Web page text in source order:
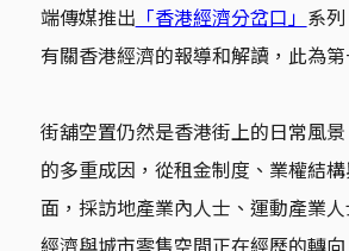
端傳媒推出 「香港經濟分岔口」 系
有關香港經濟的報導和解讀，此為
街舖空置仍然是香港街上的日常風
的多重成因，從租金制度、業權結
面，採訪地產業內人士、運動產業
經濟與城市零售空間正在經歷的轉